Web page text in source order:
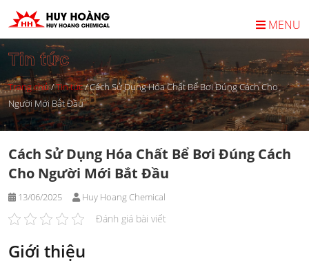
Skip
to
content
MENU
Tin tức
Trang chủ/Tin tức/Cách Sử Dụng Hóa Chất Bể Bơi Đúng Cách Cho
Người Mới Bắt Đầu
Cách Sử Dụng Hóa Chất Bể Bơi Đúng Cách
Cho Người Mới Bắt Đầu
13/06/2025 Huy Hoang Chemical
Đánh giá bài viết
Giới thiệu